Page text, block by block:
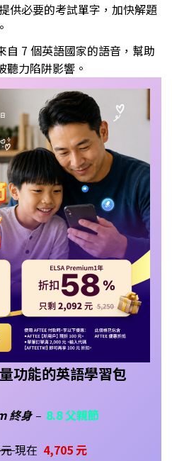
供必要的考試單字，加快解題
自 7 個英語國家的語音，幫助
聽力陷阱影響。
功能的英語學習包
終身– 8.8 父親節
現在 4,705 元